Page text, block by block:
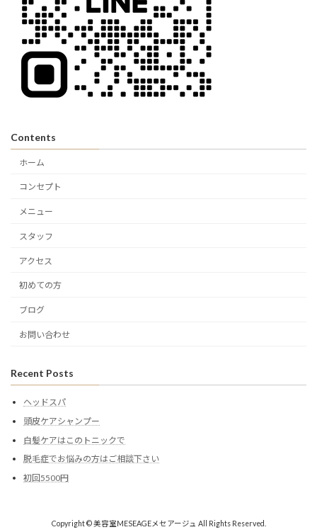
Contents
ホーム
コンセプト
メニュー
スタッフ
アクセス
初めての方
ブログ
お問い合わせ
Recent Posts
ヘッドスパ
頭皮ケアシャンプー
白髪ケアはこのトニックで
脱毛症でお悩みの方はご相談下さい
初回5500円
Copyright © 美容室MESEAGEメセアージュ All Rights Reserved.